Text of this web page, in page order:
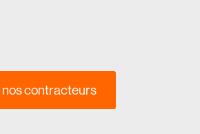
nos contracteurs